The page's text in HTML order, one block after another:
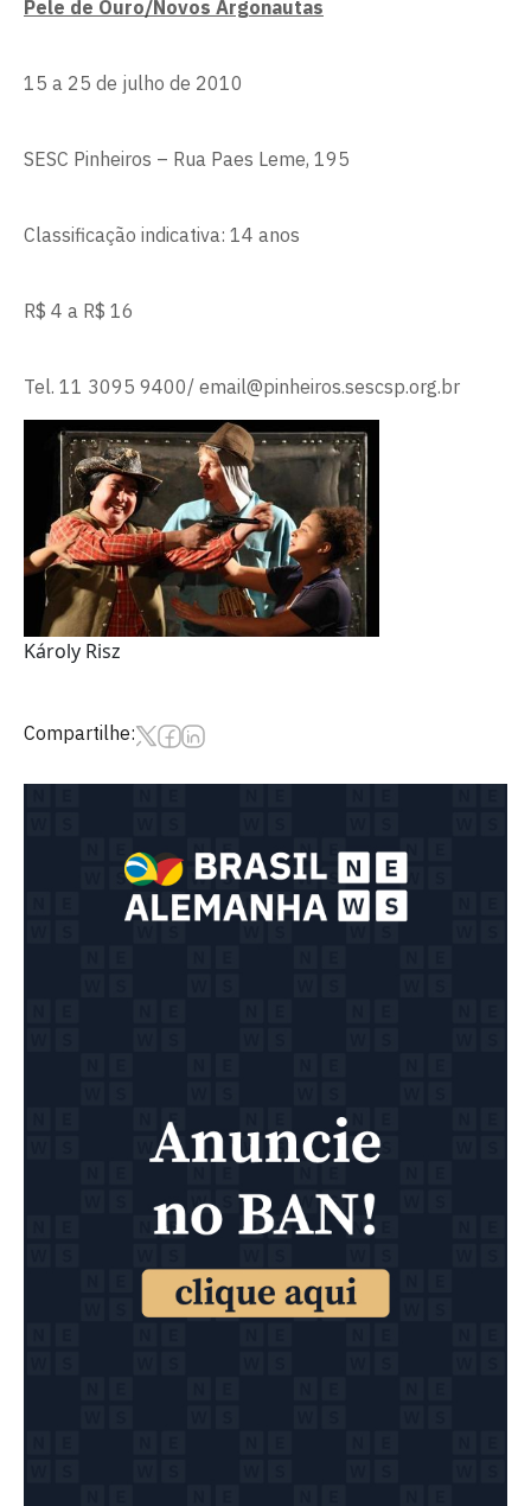
Pele de Ouro/Novos Argonautas
15 a 25 de julho de 2010
SESC Pinheiros – Rua Paes Leme, 195
Classificação indicativa: 14 anos
R$ 4 a R$ 16
Tel. 11 3095 9400/ email@pinheiros.sescsp.org.br
Károly Risz
Compartilhe: